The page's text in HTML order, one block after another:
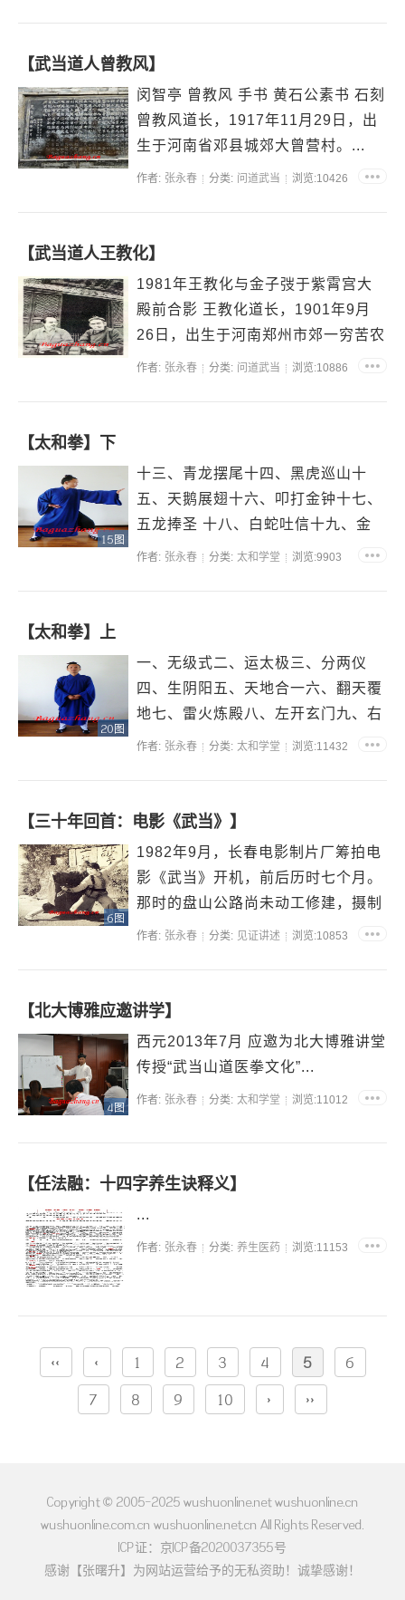
【武当道人曾教风】
闵智亭 曾教风 手书 黄石公素书 石刻
曾教风道长，1917年11月29日，出
生于河南省邓县城郊大曾营村。...
作者: 张永春 分类: 问道武当 浏览:10426
【武当道人王教化】
1981年王教化与金子弢于紫霄宫大
殿前合影 王教化道长，1901年9月
26日，出生于河南郑州市郊一穷苦农
家。8岁丧父，10岁丧母，与兄长相
作者: 张永春 分类: 问道武当 浏览:10886
【太和拳】下
15图
十三、青龙摆尾十四、黑虎巡山十
五、天鹅展翅十六、叩打金钟十七、
五龙捧圣 十八、白蛇吐信十九、金
龟摆头二十、天柱峰二十一、八卦转
作者: 张永春 分类: 太和学堂 浏览:9903
【太和拳】上
20图
一、无级式二、运太极三、分两仪
四、生阴阳五、天地合一六、翻天覆
地七、雷火炼殿八、左开玄门九、右
开玄门十、一柱擎天十一、狮子峰十
作者: 张永春 分类: 太和学堂 浏览:11432
【三十年回首：电影《武当》】
6图
1982年9月，长春电影制片厂筹拍电
影《武当》开机，前后历时七个月。
那时的盘山公路尚未动工修建，摄制
组的所有设备，多靠人背肩扛。庙内
年过...
作者: 张永春 分类: 见证讲述 浏览:10853
【北大博雅应邀讲学】
4图
西元2013年7月 应邀为北大博雅讲堂
传授“武当山道医拳文化”...
作者: 张永春 分类: 太和学堂 浏览:11012
【任法融：十四字养生诀释义】
...
作者: 张永春 分类: 养生医药 浏览:11153
‹‹ ‹ 1 2 3 4 5 6
7 8 9 10 › ››
Copyright © 2005-2025 wushuonline.net wushuonline.cn
wushuonline.com.cn wushuonline.net.cn All Rights Reserved.
ICP证：京ICP备2020037355号
感谢【张曙升】为网站运营给予的无私资助！诚挚感谢！